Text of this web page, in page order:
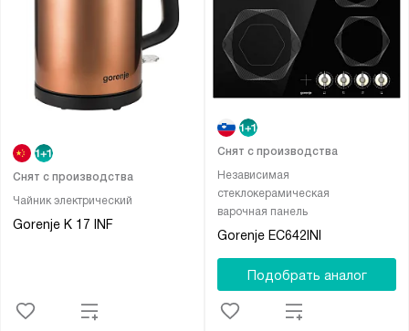
Чайник электрический
Gorenje K 17 INF
Снят с производства
Независимая
стеклокерамическая
варочная панель
Gorenje EC642INI
Снят с производства
Подобрать аналог